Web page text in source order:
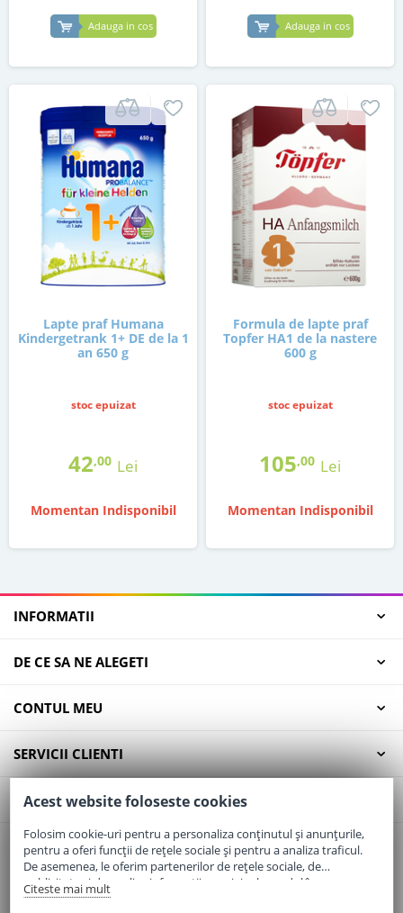
Adauga in cos Adauga in cos
Lapte praf Humana
Kindergetrank 1+ DE de la 1
an 650 g
stoc epuizat
42,00 Lei
Momentan Indisponibil
Formula de lapte praf
Topfer HA1 de la nastere
600 g
stoc epuizat
105,00 Lei
Momentan Indisponibil
INFORMATII
DE CE SA NE ALEGETI
CONTUL MEU
SERVICII CLIENTI
CONTACT
Email:office@elaptepraf.ro
Telefon:0745-964-449
Adresa:Sos. Borsului, Nr. 20, Oradea, Jud. Bihor
Acest website foloseste cookies
Folosim cookie-uri pentru a personaliza conținutul și anunțurile,
pentru a oferi funcții de rețele sociale și pentru a analiza traficul.
De asemenea, le oferim partenerilor de rețele sociale, de
publicitate și de analize informații cu privire la modul în care
folosiți site-ul nostru. Aceștia le pot combina cu alte informații
Citeste mai mult